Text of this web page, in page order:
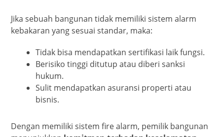
Jika sebuah bangunan tidak memiliki sistem alarm
kebakaran yang sesuai standar, maka:
Tidak bisa mendapatkan sertifikasi laik fungsi.
Berisiko tinggi ditutup atau diberi sanksi
hukum.
Sulit mendapatkan asuransi properti atau
bisnis.
Dengan memiliki sistem fire alarm, pemilik bangunan